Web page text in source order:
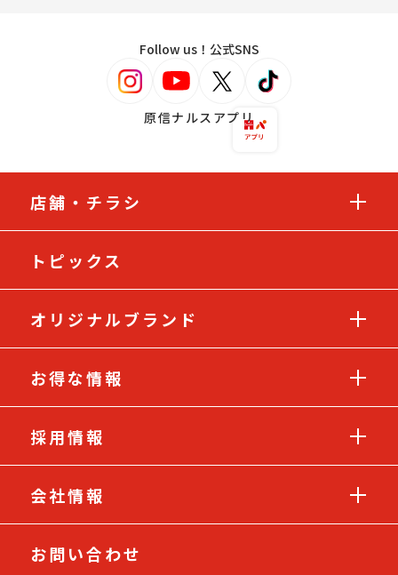
Follow us！公式SNS
原信ナルスアプリ
店舗・チラシ
トピックス
オリジナルブランド
お得な情報
採用情報
会社情報
お問い合わせ